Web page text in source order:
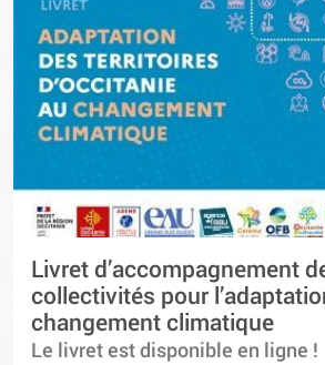
Livret d’accompagnement
collectivités pour
changement climatique
Le livret est disponible en ligne !